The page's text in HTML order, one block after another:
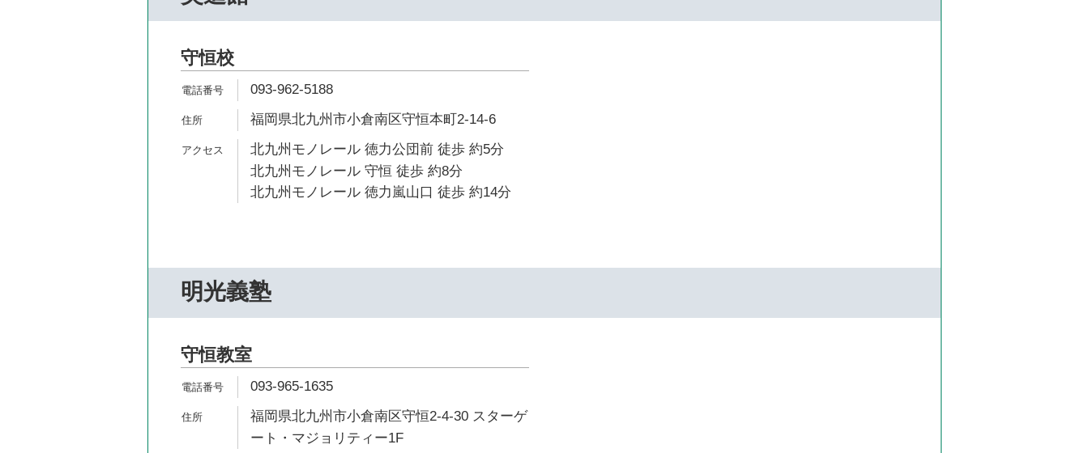
守恒校
093-962-5188
福岡県北九州市小倉南区守恒本町2-14-6
北九州モノレール 徳力公団前 徒歩 約5分
北九州モノレール 守恒 徒歩 約8分
北九州モノレール 徳力嵐山口 徒歩 約14分
明光義塾
守恒教室
093-965-1635
福岡県北九州市小倉南区守恒2-4-30 スターゲ
ート・マジョリティー1F